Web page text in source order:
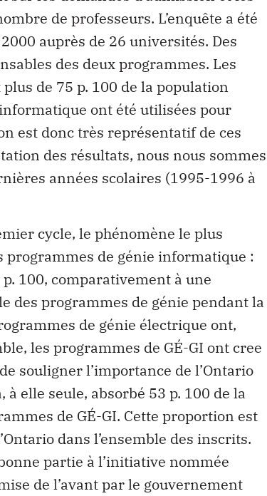
de professeurs. L’enquête a été
auprès de 26 universités. Des
des deux programmes. Les
de 75 p. 100 de la population
ont été utilisées pour
est donc très représentatif de ces
des résultats, nous nous sommes
années scolaires (1995-1996 à
cycle, le phénomène le plus
de génie informatique :
100, comparativement à une
des programmes de génie pendant la
de génie électrique ont,
les programmes de GÉ-GI ont cree
souligner l’importance de l’Ontario
à elle seule, absorbé 53 p. 100 de la
de GÉ-GI. Cette proportion est
dans l’ensemble des inscrits.
partie à l’initiative nommée
de l’avant par le gouvernement